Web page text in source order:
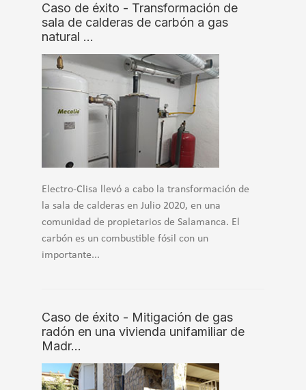
Caso de éxito - Transformación de
sala de calderas de carbón a gas
natural …
Electro-Clisa llevó a cabo la transformación de
la sala de calderas en Julio 2020, en una
comunidad de propietarios de Salamanca. El
carbón es un combustible fósil con un
importante...
Caso de éxito - Mitigación de gas
radón en una vivienda unifamiliar de
Madr…